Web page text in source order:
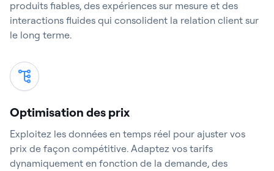
produits fiables, des expériences sur mesure et des
interactions fluides qui consolident la relation client sur
le long terme.
Optimisation des prix
Exploitez les données en temps réel pour ajuster vos
prix de façon compétitive. Adaptez vos tarifs
dynamiquement en fonction de la demande, des